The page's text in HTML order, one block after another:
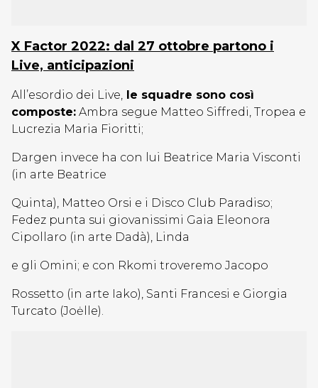
X Factor 2022: dal 27 ottobre partono i
Live, anticipazioni
All’esordio dei Live, le squadre sono così
composte: Ambra segue Matteo Siffredi, Tropea e
Lucrezia Maria Fioritti;
Dargen invece ha con lui Beatrice Maria Visconti
(in arte Beatrice
Quinta), Matteo Orsi e i Disco Club Paradiso;
Fedez punta sui giovanissimi Gaia Eleonora
Cipollaro (in arte Dadà), Linda
e gli Omini; e con Rkomi troveremo Jacopo
Rossetto (in arte Iako), Santi Francesi e Giorgia
Turcato (Joėlle).